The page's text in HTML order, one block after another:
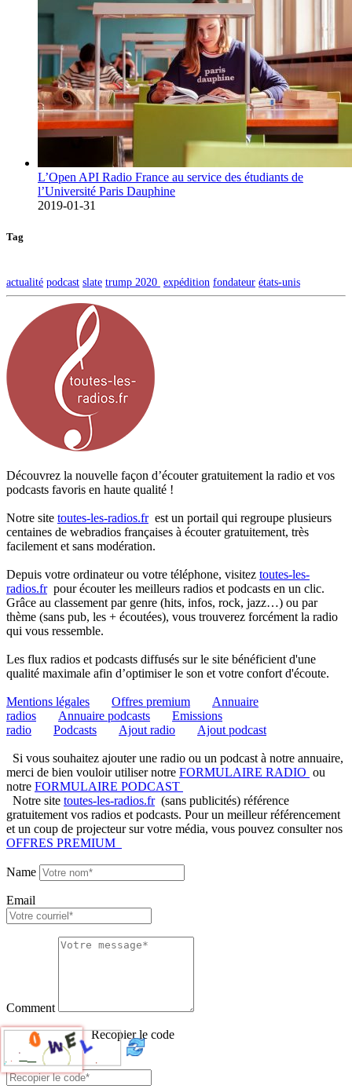
L’Open API Radio France au service des étudiants de
l’Université Paris Dauphine
2019-01-31
Tag
actualité podcast slate trump 2020 expédition fondateur états-unis
Découvrez la nouvelle façon d’écouter gratuitement la radio et vos
podcasts favoris en haute qualité !
Notre site toutes-les-radios.frest un portail qui regroupe plusieurs
centaines de webradios françaises à écouter gratuitement, très
facilement et sans modération.
Depuis votre ordinateur ou votre téléphone, visitez toutes-les-
radios.frpour écouter les meilleurs radios et podcasts en un clic.
Grâce au classement par genre (hits, infos, rock, jazz…) ou par
thème (sans pub, les + écoutées), vous trouverez forcément la radio
qui vous ressemble.
Les flux radios et podcasts diffusés sur le site bénéficient d'une
qualité maximale afin d’optimiser le son et votre confort d'écoute.
Mentions légales Offres premium
Annuaire
radios
Annuaire podcasts
Emissions
radio
Podcasts Ajout radio Ajout podcast
Si vous souhaitez ajouter une radio ou un podcast à notre annuaire,
merci de bien vouloir utiliser notre FORMULAIRE RADIO ou
notre FORMULAIRE PODCAST
Notre site toutes-les-radios.fr(sans publicités) référence
gratuitement vos radios et podcasts. Pour un meilleur référencement
et un coup de projecteur sur votre média, vous pouvez consulter nos
OFFRES PREMIUM
Name
Email
Comment
Recopier le code